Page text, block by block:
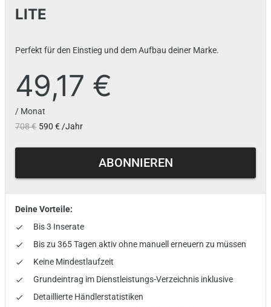
LITE
Perfekt für den Einstieg und dem Aufbau deiner Marke.
49,17 €
/ Monat
708 € 590 € /Jahr
ABONNIEREN
Deine Vorteile:
done Bis 3 Inserate
done Bis zu 365 Tagen aktiv ohne manuell erneuern zu müssen
done Keine Mindestlaufzeit
done Grundeintrag im Dienstleistungs-Verzeichnis inklusive
done Detaillierte Händlerstatistiken